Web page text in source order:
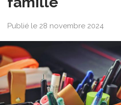
Publié le 28 novembre 2024